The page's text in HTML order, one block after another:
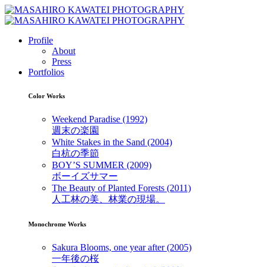
Profile
About
Press
Portfolios
Color Works
Weekend Paradise (1992)
週末の楽園
White Stakes in the Sand (2004)
白杭の季節
BOY’S SUMMER (2009)
ボーイズサマー
The Beauty of Planted Forests (2011)
人工林の美、林業の現場。
Monochrome Works
Sakura Blooms, one year after (2005)
一年後の桜